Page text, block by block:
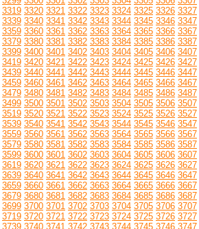
3319 3320 3321 3322 3323 3324 3325 3326 3327
3339 3340 3341 3342 3343 3344 3345 3346 3347
3359 3360 3361 3362 3363 3364 3365 3366 3367
3379 3380 3381 3382 3383 3384 3385 3386 3387
3399 3400 3401 3402 3403 3404 3405 3406 3407
3419 3420 3421 3422 3423 3424 3425 3426 3427
3439 3440 3441 3442 3443 3444 3445 3446 3447
3459 3460 3461 3462 3463 3464 3465 3466 3467
3479 3480 3481 3482 3483 3484 3485 3486 3487
3499 3500 3501 3502 3503 3504 3505 3506 3507
3519 3520 3521 3522 3523 3524 3525 3526 3527
3539 3540 3541 3542 3543 3544 3545 3546 3547
3559 3560 3561 3562 3563 3564 3565 3566 3567
3579 3580 3581 3582 3583 3584 3585 3586 3587
3599 3600 3601 3602 3603 3604 3605 3606 3607
3619 3620 3621 3622 3623 3624 3625 3626 3627
3639 3640 3641 3642 3643 3644 3645 3646 3647
3659 3660 3661 3662 3663 3664 3665 3666 3667
3679 3680 3681 3682 3683 3684 3685 3686 3687
3699 3700 3701 3702 3703 3704 3705 3706 3707
3719 3720 3721 3722 3723 3724 3725 3726 3727
3739 3740 3741 3742 3743 3744 3745 3746 3747